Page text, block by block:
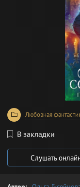
Любовная
В закладки
Слушать